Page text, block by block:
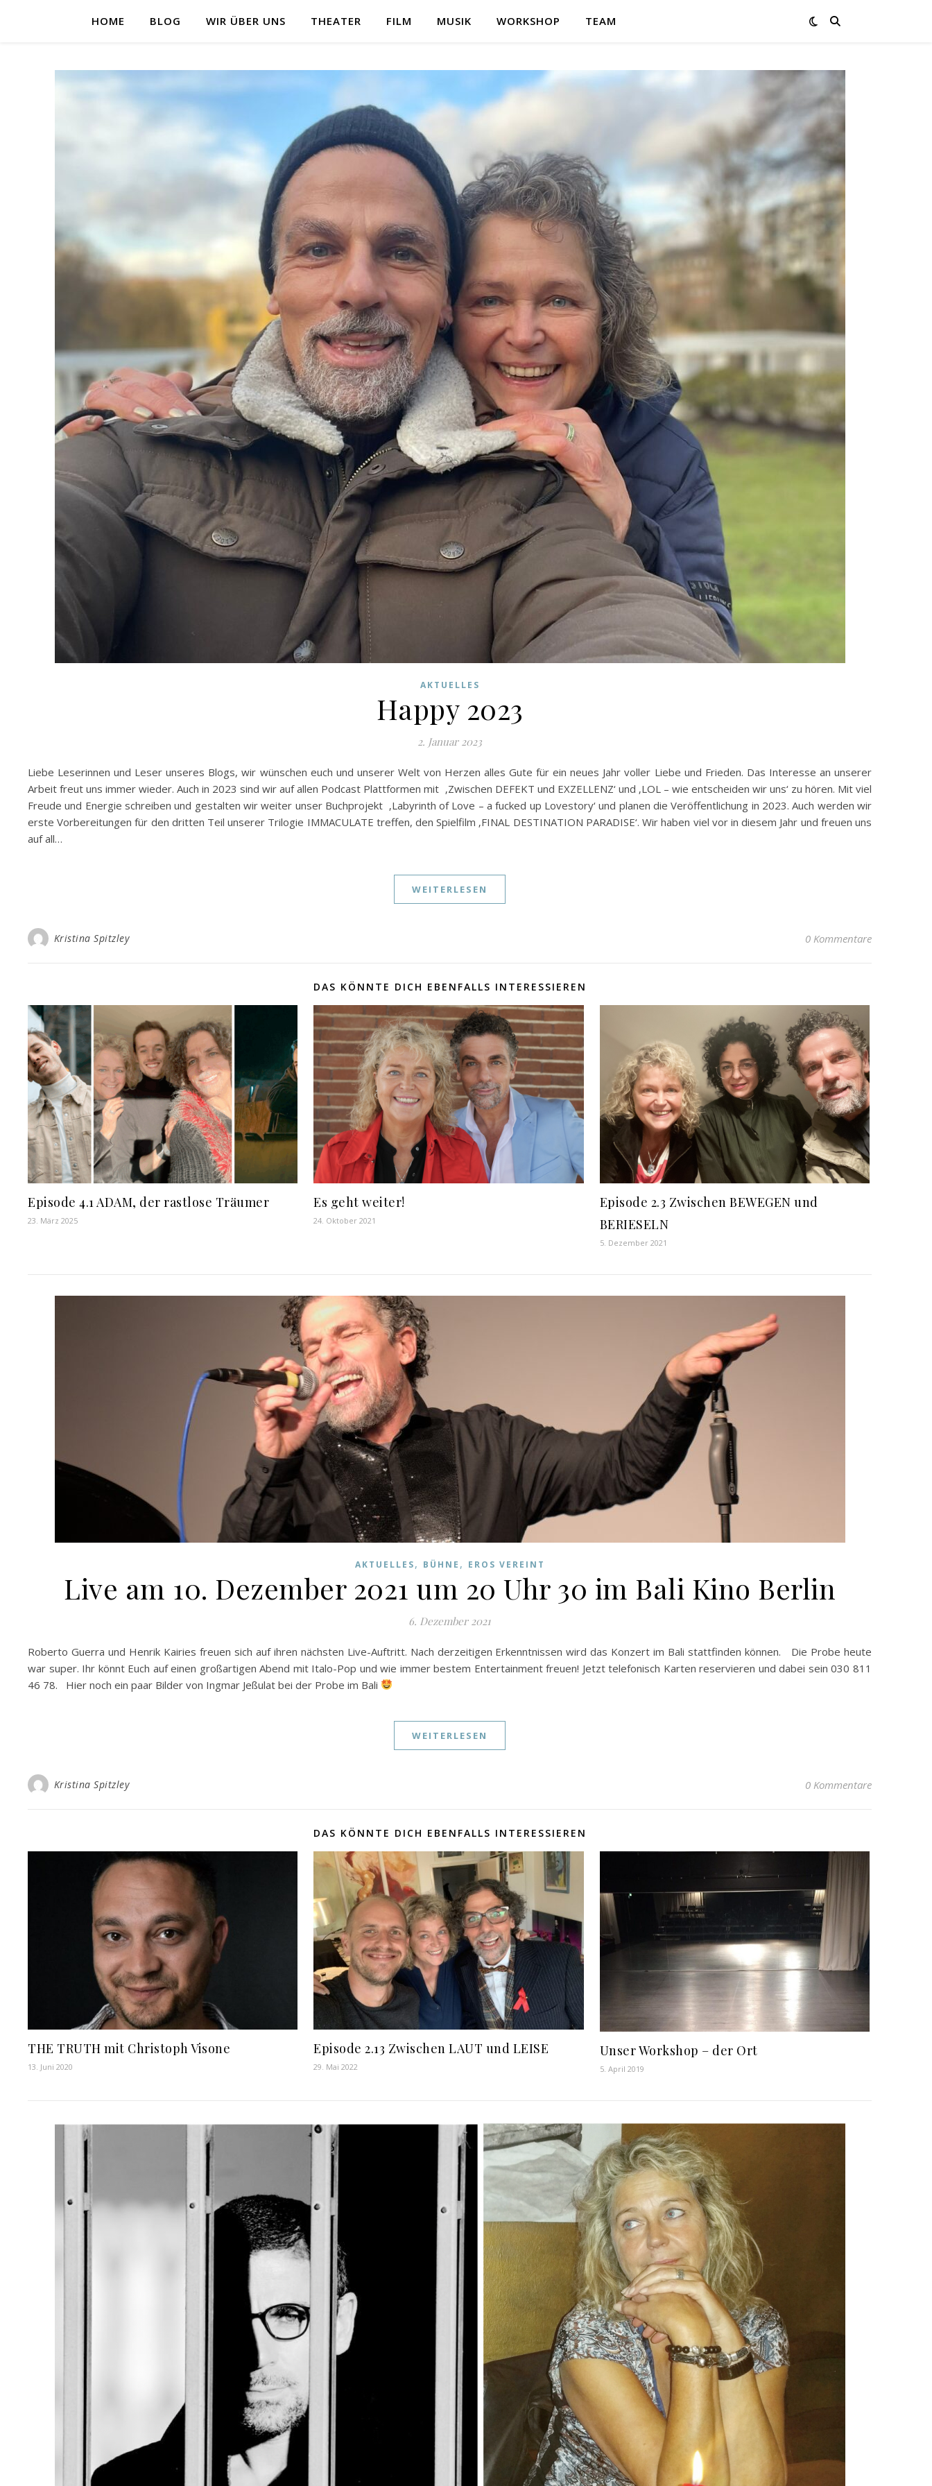
HOME BLOG WIR ÜBER UNS THEATER FILM MUSIK WORKSHOP TEAM
AKTUELLES
Happy 2023
2. Januar 2023
Liebe Leserinnen und Leser unseres Blogs, wir wünschen euch und unserer Welt von Herzen alles Gute für ein neues Jahr voller Liebe und Frieden. Das Interesse an unserer
Arbeit freut uns immer wieder. Auch in 2023 sind wir auf allen Podcast Plattformen mit ‚Zwischen DEFEKT und EXZELLENZ‘ und ‚LOL – wie entscheiden wir uns‘ zu hören. Mit viel
Freude und Energie schreiben und gestalten wir weiter unser Buchprojekt ‚Labyrinth of Love – a fucked up Lovestory‘ und planen die Veröffentlichung in 2023. Auch werden wir
erste Vorbereitungen für den dritten Teil unserer Trilogie IMMACULATE treffen, den Spielfilm ‚FINAL DESTINATION PARADISE‘. Wir haben viel vor in diesem Jahr und freuen uns
auf all…
WEITERLESEN
Kristina Spitzley 0 Kommentare
DAS KÖNNTE DICH EBENFALLS INTERESSIEREN
Episode 4.1 ADAM, der rastlose Träumer
23. März 2025
Es geht weiter!
24. Oktober 2021
Episode 2.3 Zwischen BEWEGEN und
BERIESELN
5. Dezember 2021
AKTUELLES, BÜHNE , EROS VEREINT
Live am 10. Dezember 2021 um 20 Uhr 30 im Bali Kino Berlin
6. Dezember 2021
Roberto Guerra und Henrik Kairies freuen sich auf ihren nächsten Live-Auftritt. Nach derzeitigen Erkenntnissen wird das Konzert im Bali stattfinden können. Die Probe heute
war super. Ihr könnt Euch auf einen großartigen Abend mit Italo-Pop und wie immer bestem Entertainment freuen! Jetzt telefonisch Karten reservieren und dabei sein 030 811
46 78. Hier noch ein paar Bilder von Ingmar Jeßulat bei der Probe im Bali
WEITERLESEN
Kristina Spitzley 0 Kommentare
DAS KÖNNTE DICH EBENFALLS INTERESSIEREN
THE TRUTH mit Christoph Visone
13. Juni 2020
Episode 2.13 Zwischen LAUT und LEISE
29. Mai 2022
Unser Workshop – der Ort
5. April 2019